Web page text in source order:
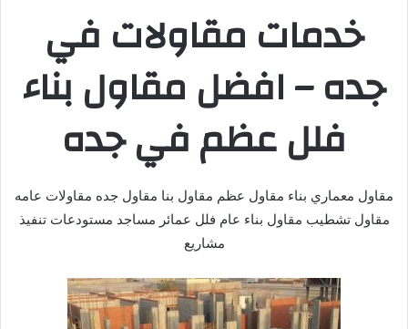
خدمات مقاولات في
جده – افضل مقاول بناء
فلل عظم في جده
مقاول معماري بناء مقاول عظم مقاول بنا مقاول جده مقاولات عامه
مقاول تشطيب مقاول بناء عام فلل عمائر مساجد مستودعات تنفيذ
مشاريع